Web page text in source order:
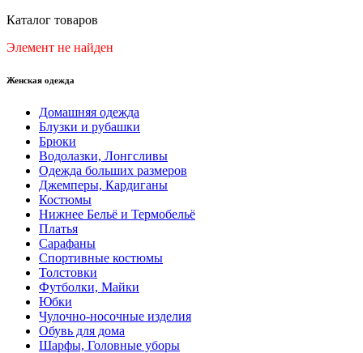
Каталог товаров
Элемент не найден
Женская одежда
Домашняя одежда
Блузки и рубашки
Брюки
Водолазки, Лонгсливы
Одежда больших размеров
Джемперы, Кардиганы
Костюмы
Нижнее Бельё и Термобельё
Платья
Сарафаны
Спортивные костюмы
Толстовки
Футболки, Майки
Юбки
Чулочно-носочные изделия
Обувь для дома
Шарфы, Головные уборы